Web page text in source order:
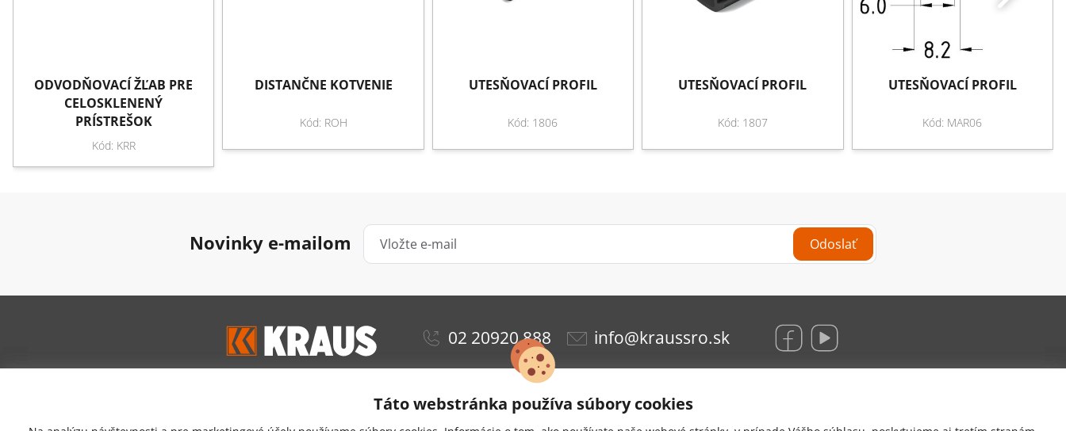
ODVODŇOVACÍ ŽĽAB PRE
CELOSKLENENÝ
PRÍSTREŠOK
Kód: KRR
DISTANČNE KOTVENIE
Kód: ROH
UTESŇOVACÍ PROFIL
Kód: 1806
UTESŇOVACÍ PROFIL
Kód: 1807
UTESŇOVACÍ PROFIL
Kód: MAR06
Novinky e-mailom Odoslať
02 20920 888 info@kraussro.sk
Táto webstránka používa súbory cookies